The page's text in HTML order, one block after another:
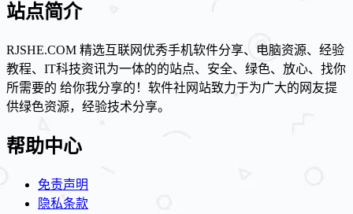
站点简介
RJSHE.COM 精选互联网优秀手机软件分享、电脑资源、经验
教程、IT科技资讯为一体的的站点、安全、绿色、放心、找你
所需要的 给你我分享的！软件社网站致力于为广大的网友提
供绿色资源，经验技术分享。
帮助中心
免责声明
隐私条款